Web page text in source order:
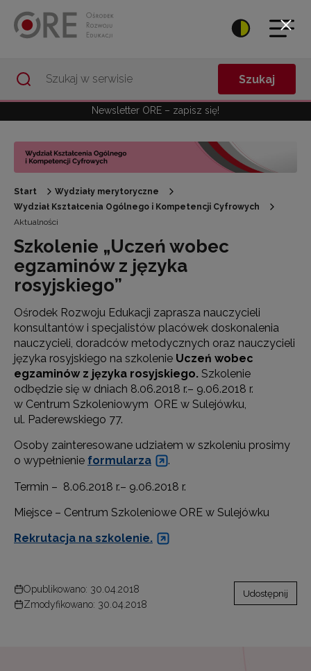
Szukaj
Newsletter ORE – zapisz się!
Start
Wydziały merytoryczne
Wydział Kształcenia Ogólnego i Kompetencji Cyfrowych
Aktualności
Szkolenie „Uczeń wobec
egzaminów z języka
rosyjskiego”
Ośrodek Rozwoju Edukacji zaprasza nauczycieli
konsultantów i specjalistów placówek doskonalenia
nauczycieli, doradców metodycznych oraz nauczycieli
języka rosyjskiego na szkolenie Uczeń wobec
egzaminów z języka rosyjskiego. Szkolenie
odbędzie się w dniach 8.06.2018 r.– 9.06.2018 r.
w Centrum Szkoleniowym ORE w Sulejówku,
ul. Paderewskiego 77.
Osoby zainteresowane udziałem w szkoleniu prosimy
o wypełnienie formularza
.
Termin – 8.06.2018 r.– 9.06.2018 r.
Miejsce – Centrum Szkoleniowe ORE w Sulejówku
Rekrutacja na szkolenie.
Opublikowano: 30.04.2018
Zmodyfikowano: 30.04.2018
Udostępnij